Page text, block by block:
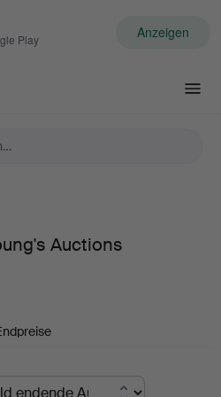
Play Anzeigen
Auctions